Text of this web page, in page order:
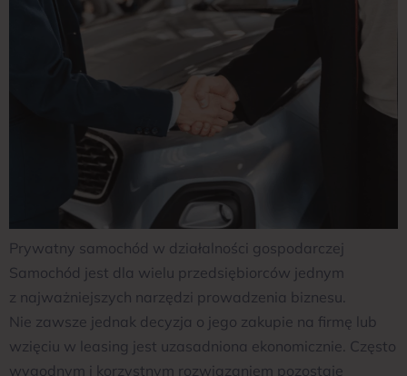
Prywatny samochód w działalności gospodarczej
Samochód jest dla wielu przedsiębiorców jednym
z najważniejszych narzędzi prowadzenia biznesu.
Nie zawsze jednak decyzja o jego zakupie na firmę lub
wzięciu w leasing jest uzasadniona ekonomicznie. Często
wygodnym i korzystnym rozwiązaniem pozostaje